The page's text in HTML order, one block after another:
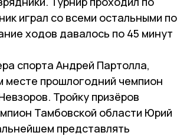
играл со всеми остальными по
ходов давалось по 45 минут
спорта Андрей Партолла,
месте прошлогодний чемпион
Тройку призёров
Тамбовской области Юрий
представлять